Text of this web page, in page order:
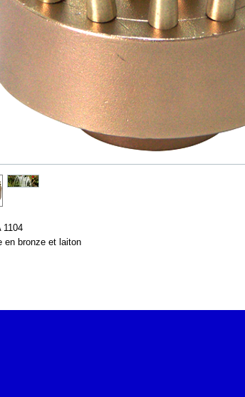
1104
en bronze et laiton